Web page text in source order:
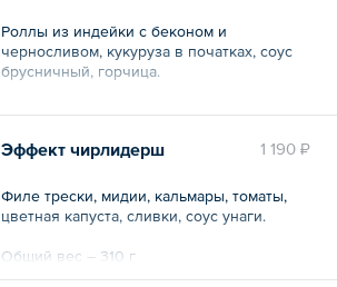
Роллы из индейки с беконом и
черносливом, кукуруза в початках, соус
брусничный, горчица.
Общий вес – 370 г
1 190 ₽
Эффект чирлидерш
Филе трески, мидии, кальмары, томаты,
цветная капуста, сливки, соус унаги.
Общий вес – 310 г